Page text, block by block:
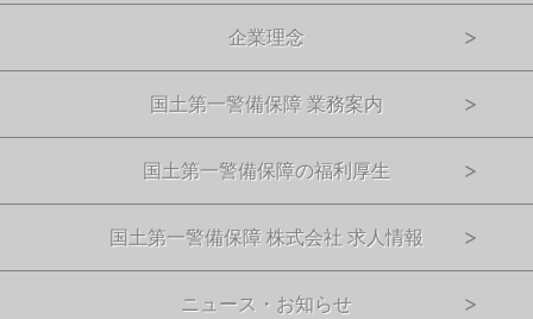
企業理念
国土第一警備保障 業務案内
国土第一警備保障の福利厚生
国土第一警備保障 株式会社 求人情報
ニュース・お知らせ